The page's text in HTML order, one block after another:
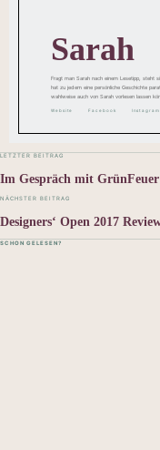
Sarah
Fragt man Sarah nach einem Lesetipp, steht
hat zu jedem eine persönliche Geschichte
wahlweise auch von Sarah vorlesen lassen
Website Facebook Instagram
LETZTER BEITRAG
Im Gespräch mit GrünFeuer
NÄCHSTER BEITRAG
Designers‘ Open 2017
SCHON GELESEN?